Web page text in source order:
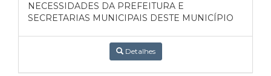
NECESSIDADES DA PREFEITURA E
SECRETARIAS MUNICIPAIS DESTE MUNICÍPIO
Detalhes